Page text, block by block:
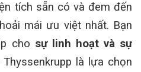
tích sẵn có và đem đến
mái ưu việt nhất. Bạn
cho sự linh hoạt và sự
là lựa chọn